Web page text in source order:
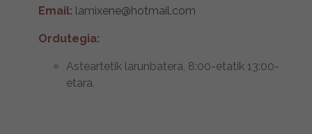
Email: lamixene@hotmail.com
Ordutegia:
Asteartetik larunbatera, 8:00-etatik 13:00-
etara.